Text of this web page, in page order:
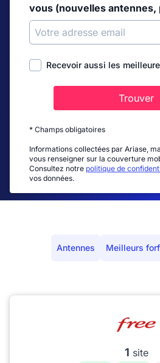
vous (nouvelles antennes,
Recevoir aussi les
Trouver
* Champs obligatoires
Informations collectées par Ariase,
vous renseigner sur la couverture
Consultez notre politique de
vos données.
Antennes Meilleurs
1 site